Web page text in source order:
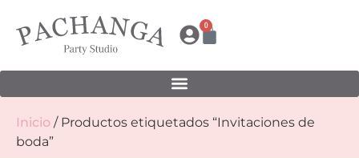
0
Inicio / Productos etiquetados “Invitaciones de
boda”